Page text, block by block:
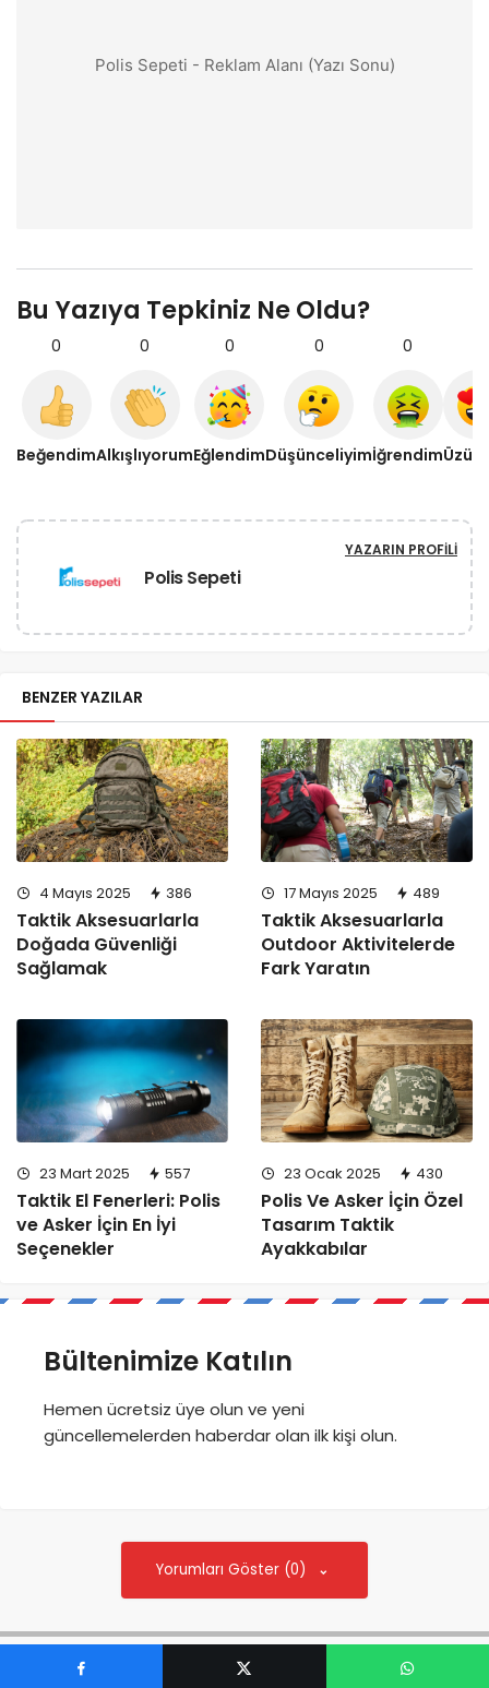
Polis Sepeti - Reklam Alanı (Yazı Sonu)
Bu Yazıya Tepkiniz Ne Oldu?
0
Beğendim
0
Alkışlıyorum
0
Eğlendim
0
Düşünceliyim
0
İğrendim
Polis Sepeti
YAZARIN PROFILI
BENZER YAZILAR
4 Mayıs 2025 386
Taktik Aksesuarlarla
Doğada Güvenliği
Sağlamak
17 Mayıs 2025 489
Taktik Aksesuarlarla
Outdoor Aktivitelerde
Fark Yaratın
23 Mart 2025 557
Taktik El Fenerleri: Polis
ve Asker İçin En İyi
Seçenekler
23 Ocak 2025 430
Polis Ve Asker İçin Özel
Tasarım Taktik
Ayakkabılar
Bültenimize Katılın
Hemen ücretsiz üye olun ve yeni
güncellemelerden haberdar olan ilk kişi olun.
Yorumları Göster (0)